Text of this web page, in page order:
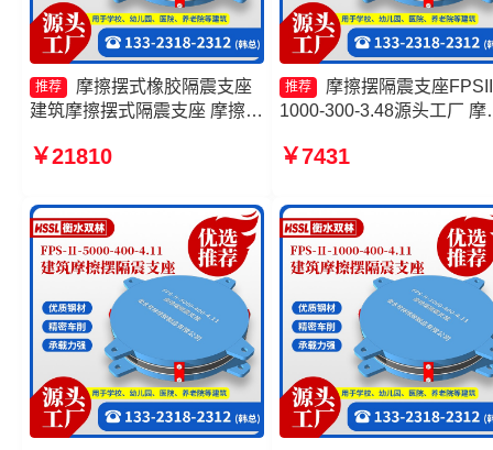
推荐
摩擦摆式橡胶隔震支座
建筑摩擦摆式隔震支座 摩擦摆
3.81源头工厂 摩擦摆隔震支座
家
￥21810
推荐
摩擦摆隔震支座
1000-300-3.48源头工厂 摩
4.11源头工厂 摩擦摆隔震
式橡胶隔震支座源头工厂
￥7431